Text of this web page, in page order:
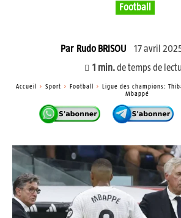
Football
Par Rudo BRISOU
17 avril
1 min.de temps de
Accueil Sport Football
Ligue des champions:
Mbappé